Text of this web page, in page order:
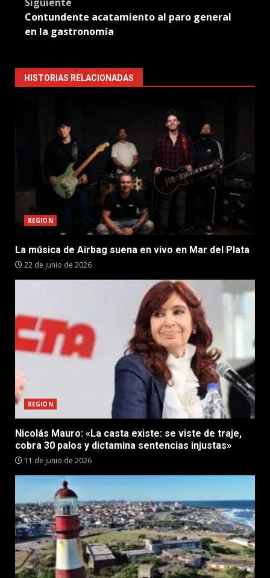
Contundente acatamiento al paro general
en la gastronomía
HISTORIAS RELACIONADAS
REGION
La música de Airbag suena en vivo en Mar del Plata
22 de junio de 2026
REGION
Nicolás Mauro: «La casta existe: se viste de traje,
cobra 30 palos y dictamina sentencias injustas»
11 de junio de 2026